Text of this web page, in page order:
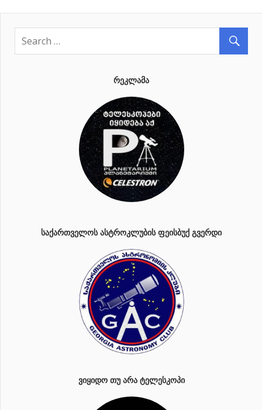
ᲠᲔᲙᲚᲐᲛᲐ
ᲡᲐᲥᲐᲠᲗᲕᲔᲚᲝᲡ ᲐᲡᲢᲠᲝᲙᲚᲣᲑᲘᲡ ᲤᲔᲘᲡᲑᲣᲥ ᲒᲕᲔᲠᲓᲘ
ᲕᲘᲧᲘᲓᲝ ᲗᲣ ᲐᲠᲐ ᲢᲔᲚᲔᲡᲙᲝᲞᲘ